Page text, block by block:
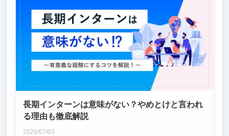
長期インターンは意味がない？やめとけと言われ
る理由も徹底解説
2026/07/03